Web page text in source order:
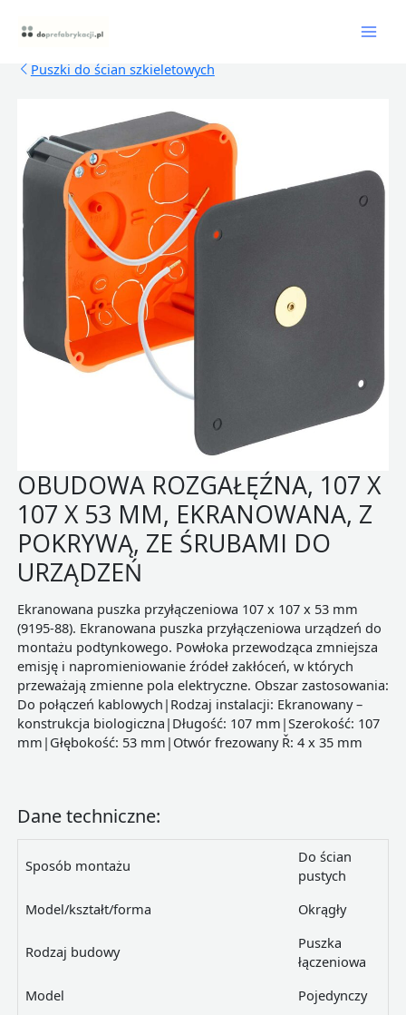
Puszki do ścian szkieletowych
OBUDOWA ROZGAŁĘŹNA, 107 X
107 X 53 MM, EKRANOWANA, Z
POKRYWĄ, ZE ŚRUBAMI DO
URZĄDZEŃ
Ekranowana puszka przyłączeniowa 107 x 107 x 53 mm
(9195-88). Ekranowana puszka przyłączeniowa urządzeń do
montażu podtynkowego. Powłoka przewodząca zmniejsza
emisję i napromieniowanie źródeł zakłóceń, w których
przeważają zmienne pola elektryczne. Obszar zastosowania:
Do połączeń kablowych|Rodzaj instalacji: Ekranowany –
konstrukcja biologiczna|Długość: 107 mm|Szerokość: 107
mm|Głębokość: 53 mm|Otwór frezowany Ř: 4 x 35 mm
Dane techniczne:
Sposób montażu
Do ścian
pustych
Model/kształt/forma
Okrągły
Rodzaj budowy
Puszka
łączeniowa
Model
Pojedynczy